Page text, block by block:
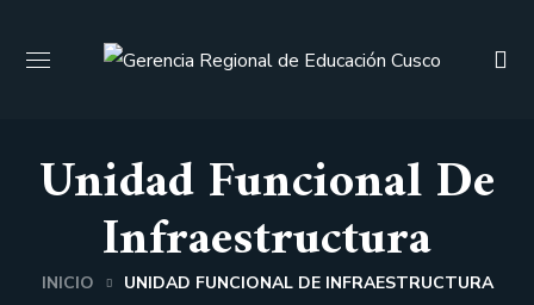
Unidad Funcional De
Infraestructura
INICIO UNIDAD FUNCIONAL DE INFRAESTRUCTURA